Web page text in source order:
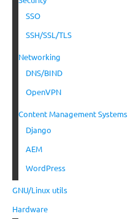
SSO
SSH/SSL/TLS
Networking
DNS/BIND
OpenVPN
Content Management Systems
Django
AEM
WordPress
GNU/Linux utils
Hardware